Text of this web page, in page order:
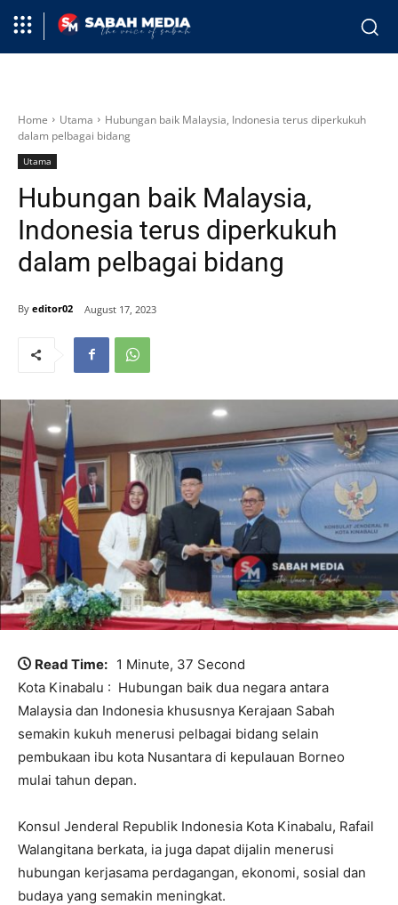
Home Utama
Hubungan baik Malaysia, Indonesia terus diperkukuh
dalam pelbagai bidang
Utama
Hubungan baik Malaysia,
Indonesia terus diperkukuh
dalam pelbagai bidang
By editor02 August 17, 2023
Read Time: 1 Minute, 37 Second
Kota Kinabalu : Hubungan baik dua negara antara
Malaysia dan Indonesia khususnya Kerajaan Sabah
semakin kukuh menerusi pelbagai bidang selain
pembukaan ibu kota Nusantara di kepulauan Borneo
mulai tahun depan.
Konsul Jenderal Republik Indonesia Kota Kinabalu, Rafail
Walangitana berkata, ia juga dapat dijalin menerusi
hubungan kerjasama perdagangan, ekonomi, sosial dan
budaya yang semakin meningkat.